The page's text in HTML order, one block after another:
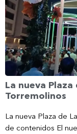
La nueva
Torremolinos
La nueva Plaza de
de contenidos El